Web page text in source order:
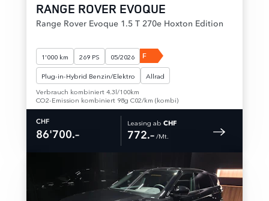
RANGE ROVER EVOQUE
Range Rover Evoque 1.5 T 270e Hoxton Edition
1'000 km 269 PS 05/2026 F
Plug-in-Hybrid Benzin/Elektro
Allrad
Verbrauch kombiniert 4.3l/100km
CO2-Emission kombiniert 98g C02/km (kombi)
CHF
86'700.–
Leasing ab CHF
772.– /Mt.